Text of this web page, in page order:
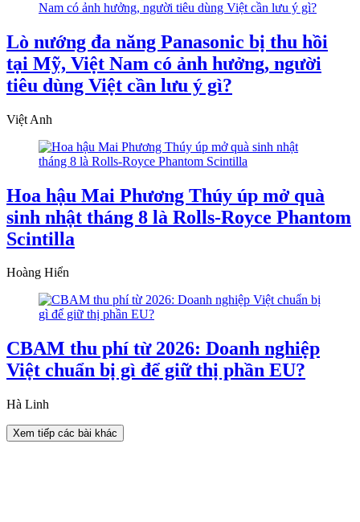
Lò nướng đa năng Panasonic bị thu hồi
tại Mỹ, Việt Nam có ảnh hưởng, người
tiêu dùng Việt cần lưu ý gì?
Việt Anh
Hoa hậu Mai Phương Thúy úp mở quà
sinh nhật tháng 8 là Rolls-Royce Phantom
Scintilla
Hoàng Hiển
CBAM thu phí từ 2026: Doanh nghiệp
Việt chuẩn bị gì để giữ thị phần EU?
Hà Linh
Xem tiếp các bài khác